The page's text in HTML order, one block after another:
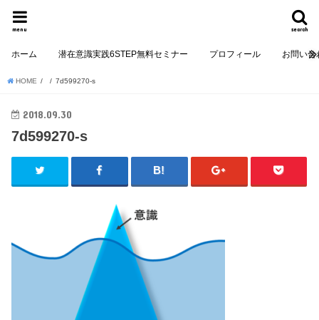
search
menu
ホーム 潜在意識実践6STEP無料セミナー プロフィール お問い合
HOME 7d599270-s
2018.09.30
7d599270-s